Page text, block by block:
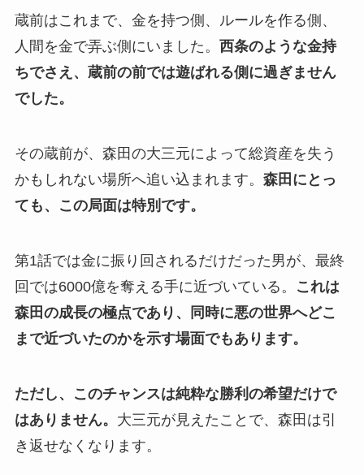
蔵前はこれまで、金を持つ側、ルールを作る側、
人間を金で弄ぶ側にいました。 西条のような金持
ちでさえ、蔵前の前では遊ばれる側に過ぎません
でした。
その蔵前が、森田の大三元によって総資産を失う
かもしれない場所へ追い込まれます。 森田にとっ
ても、この局面は特別です。
第1話では金に振り回されるだけだった男が、最終
回では6000億を奪える手に近づいている。
これは
森田の成長の極点であり、同時に悪の世界へどこ
まで近づいたのかを示す場面でもあります。
ただし、このチャンスは純粋な勝利の希望だけで
はありません。 大三元が見えたことで、森田は引
き返せなくなります。